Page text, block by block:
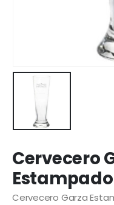
Cervecero
Cervecero Garza